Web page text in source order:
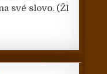
své slovo. (Žl